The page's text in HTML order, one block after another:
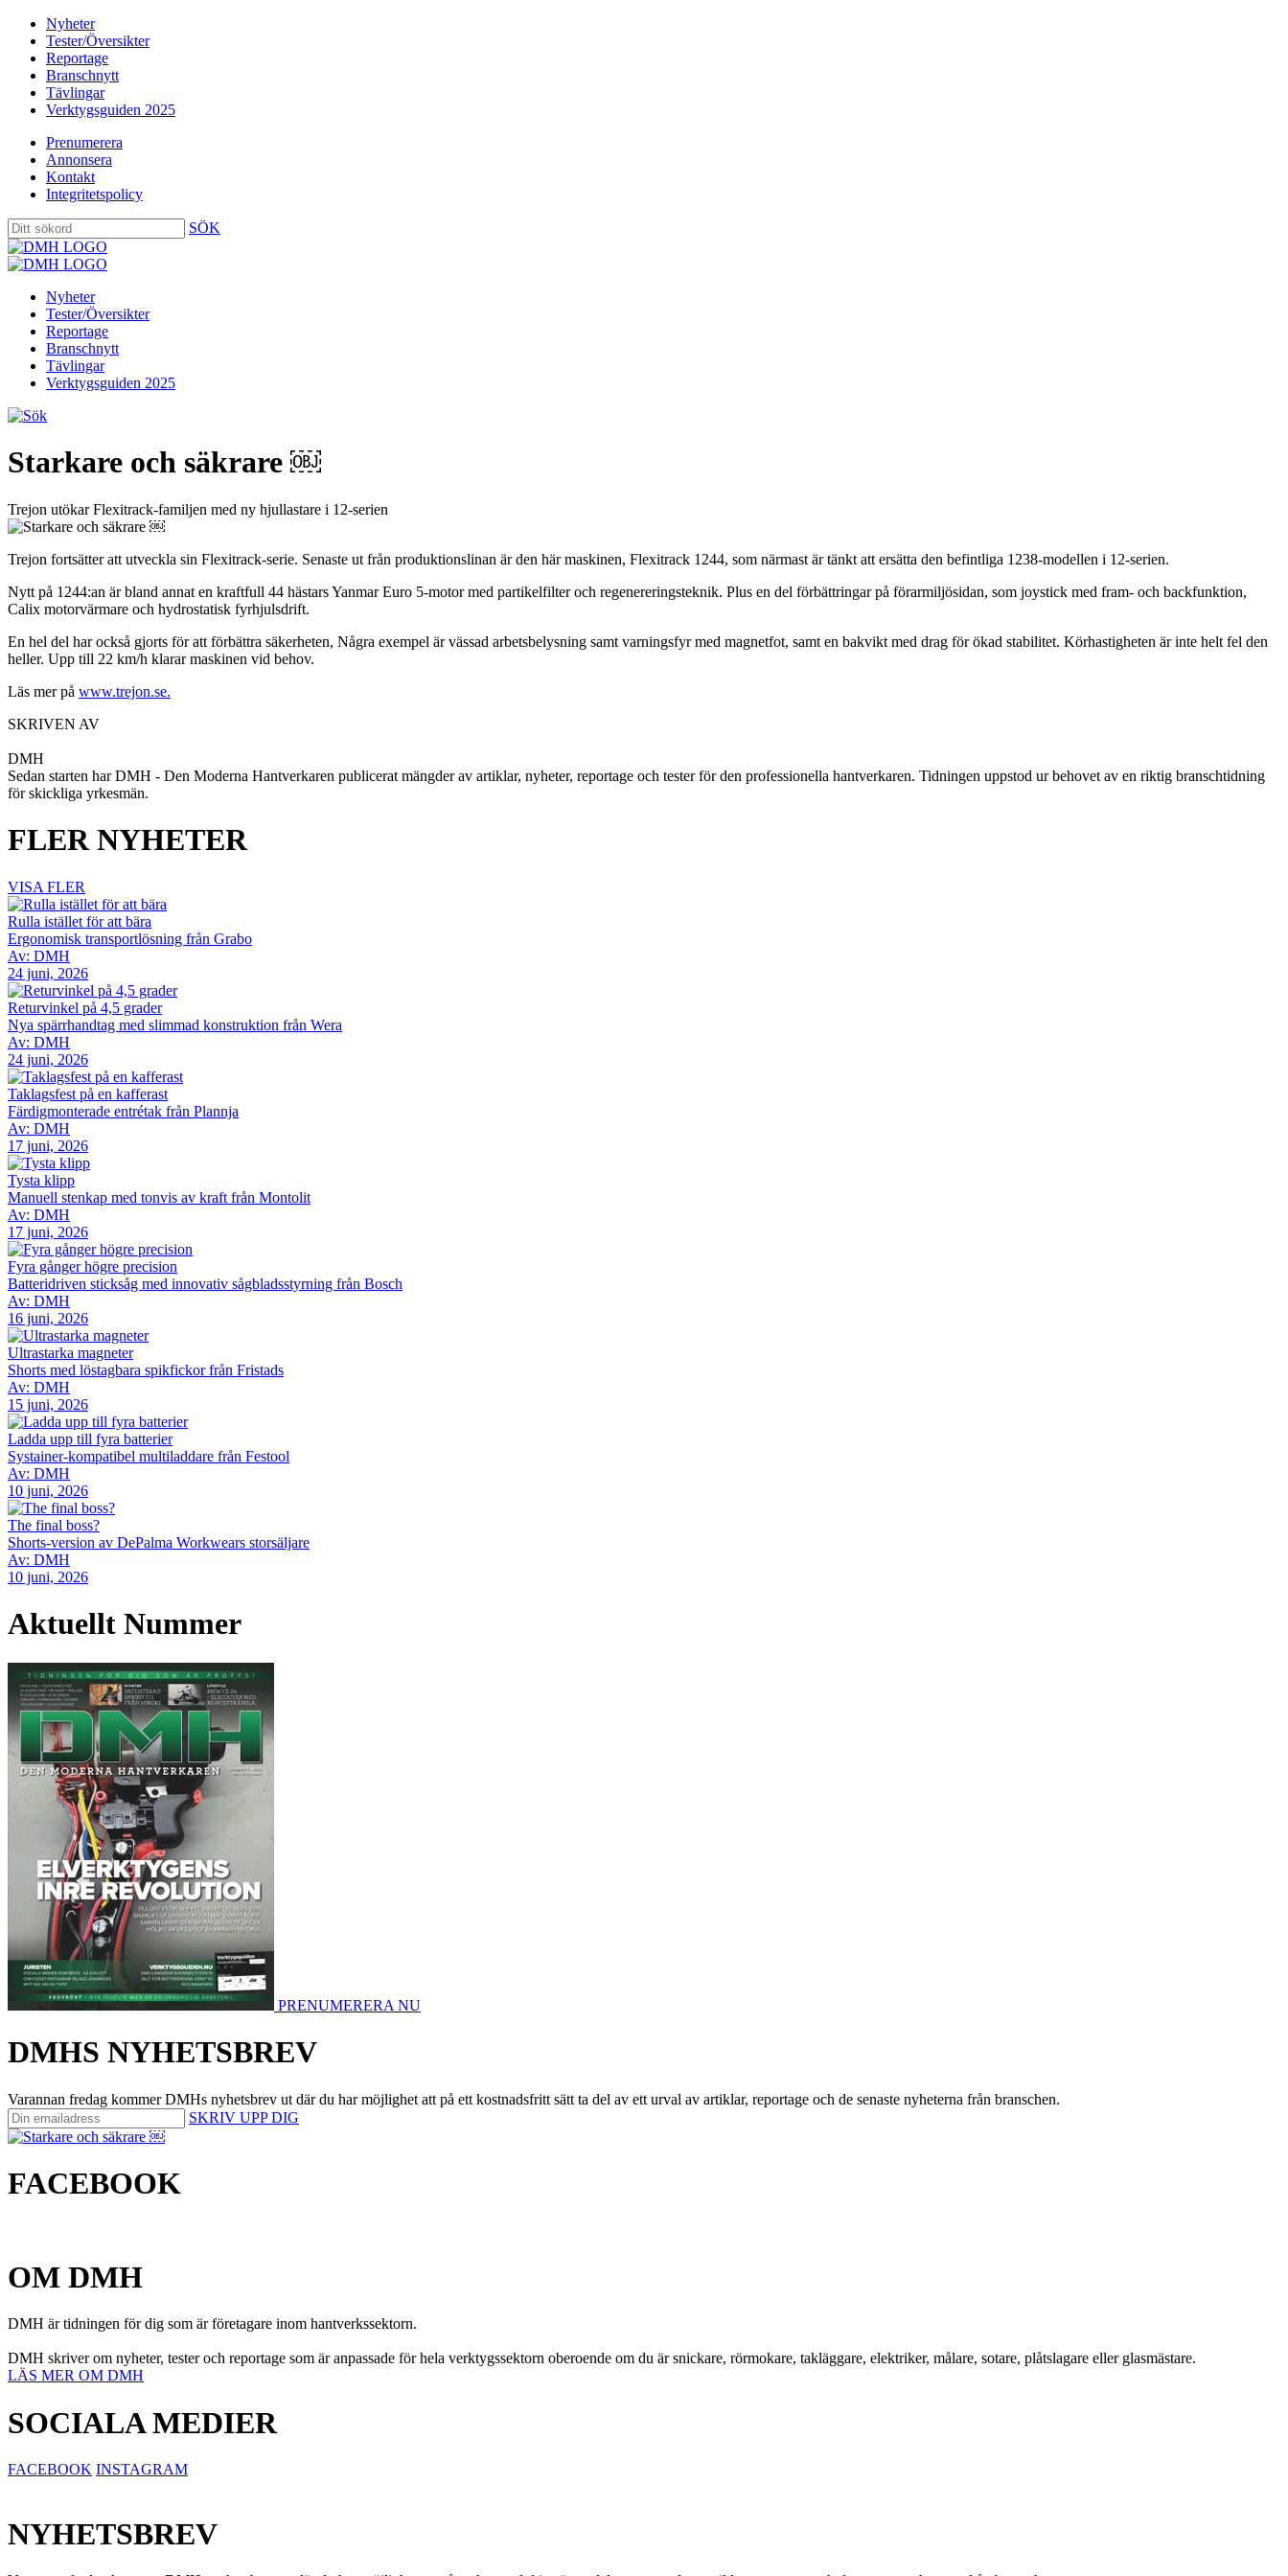
Nyheter
Tester/Översikter
Reportage
Branschnytt
Tävlingar
Verktygsguiden 2025
Prenumerera
Annonsera
Kontakt
Integritetspolicy
SÖK
Nyheter
Tester/Översikter
Reportage
Branschnytt
Tävlingar
Verktygsguiden 2025
Starkare och säkrare ￼
Trejon utökar Flexitrack-familjen med ny hjullastare i 12-serien
Trejon fortsätter att utveckla sin Flexitrack-serie. Senaste ut från produktionslinan är den här maskinen, Flexitrack 1244, som närmast är tänkt att ersätta den befintliga 1238-modellen i 12-serien.
Nytt på 1244:an är bland annat en kraftfull 44 hästars Yanmar Euro 5-motor med partikelfilter och regenereringsteknik. Plus en del förbättringar på förarmiljösidan, som joystick med fram- och backfunktion,
Calix motorvärmare och hydrostatisk fyrhjulsdrift.
En hel del har också gjorts för att förbättra säkerheten, Några exempel är vässad arbetsbelysning samt varningsfyr med magnetfot, samt en bakvikt med drag för ökad stabilitet. Körhastigheten är inte helt fel den
heller. Upp till 22 km/h klarar maskinen vid behov.
Läs mer på www.trejon.se.
SKRIVEN AV
DMH
Sedan starten har DMH - Den Moderna Hantverkaren publicerat mängder av artiklar, nyheter, reportage och tester för den professionella hantverkaren. Tidningen uppstod ur behovet av en riktig branschtidning
för skickliga yrkesmän.
FLER NYHETER
VISA FLER
Rulla istället för att bära
Ergonomisk transportlösning från Grabo
Av: DMH
24 juni, 2026
Returvinkel på 4,5 grader
Nya spärrhandtag med slimmad konstruktion från Wera
Av: DMH
24 juni, 2026
Taklagsfest på en kafferast
Färdigmonterade entrétak från Plannja
Av: DMH
17 juni, 2026
Tysta klipp
Manuell stenkap med tonvis av kraft från Montolit
Av: DMH
17 juni, 2026
Fyra gånger högre precision
Batteridriven sticksåg med innovativ sågbladsstyrning från Bosch
Av: DMH
16 juni, 2026
Ultrastarka magneter
Shorts med löstagbara spikfickor från Fristads
Av: DMH
15 juni, 2026
Ladda upp till fyra batterier
Systainer-kompatibel multiladdare från Festool
Av: DMH
10 juni, 2026
The final boss?
Shorts-version av DePalma Workwears storsäljare
Av: DMH
10 juni, 2026
Aktuellt Nummer
PRENUMERERA NU
DMHS NYHETSBREV
Varannan fredag kommer DMHs nyhetsbrev ut där du har möjlighet att på ett kostnadsfritt sätt ta del av ett urval av artiklar, reportage och de senaste nyheterna från branschen.
SKRIV UPP DIG
FACEBOOK
OM DMH
DMH är tidningen för dig som är företagare inom hantverkssektorn.
DMH skriver om nyheter, tester och reportage som är anpassade för hela verktygssektorn oberoende om du är snickare, rörmokare, takläggare, elektriker, målare, sotare, plåtslagare eller glasmästare.
LÄS MER OM DMH
SOCIALA MEDIER
FACEBOOK INSTAGRAM
NYHETSBREV